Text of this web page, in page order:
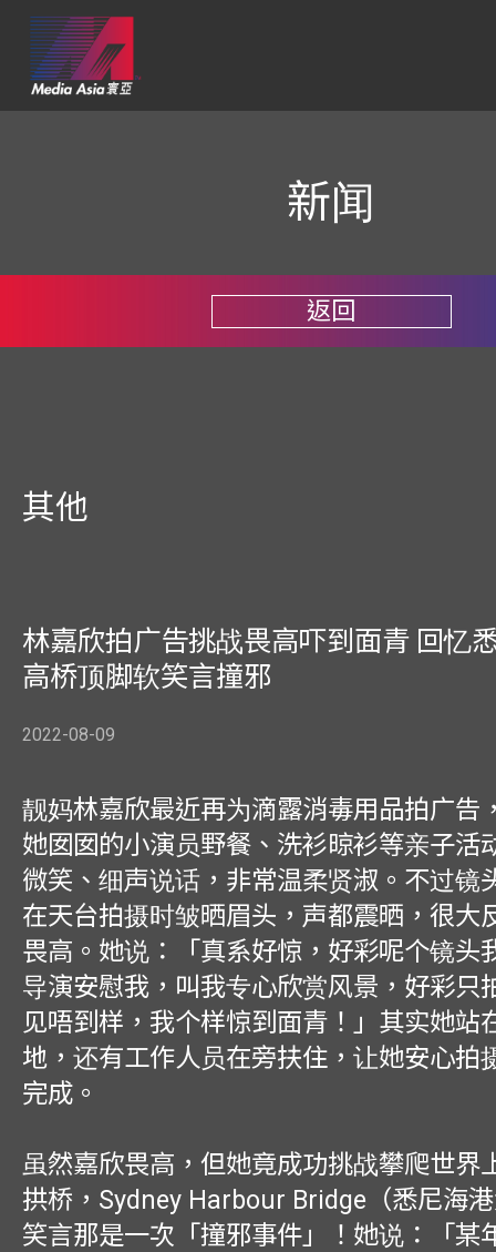
新闻
返回
其他
林嘉欣拍广告挑战畏高吓到面青 回忆
高桥顶脚软笑言撞邪
2022-08-09
靓妈林嘉欣最近再为滴露消毒用品拍广告
她囡囡的小演员野餐、洗衫晾衫等亲子活
微笑、细声说话，非常温柔贤淑。不过镜
在天台拍摄时皱晒眉头，声都震晒，很大
畏高。她说：「真系好惊，好彩呢个镜头
导演安慰我，叫我专心欣赏风景，好彩只
见唔到样，我个样惊到面青！」其实她站
地，还有工作人员在旁扶住，让她安心拍
完成。
虽然嘉欣畏高，但她竟成功挑战攀爬世界
拱桥，Sydney Harbour Bridge（悉尼海
笑言那是一次「撞邪事件」！她说：「某